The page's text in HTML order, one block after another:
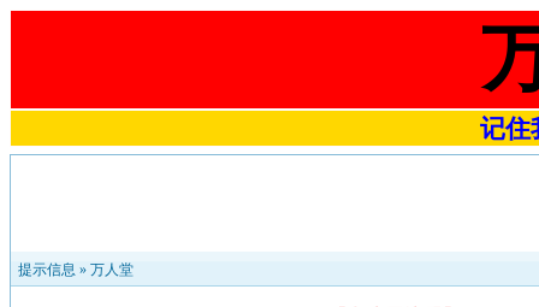
记住
提示信息 » 万人堂